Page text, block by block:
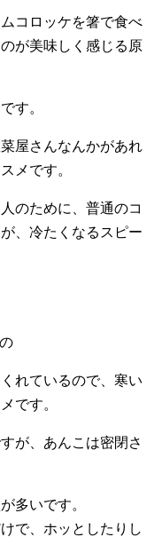
コロッケを箸で食べ
が美味しく感じる原
す。
屋さんなんかがあれ
メです。
のために、普通のコ
、冷たくなるスピー
れているので、寒い
です。
が、あんこは密閉さ
多いです。
で、ホッとしたりし